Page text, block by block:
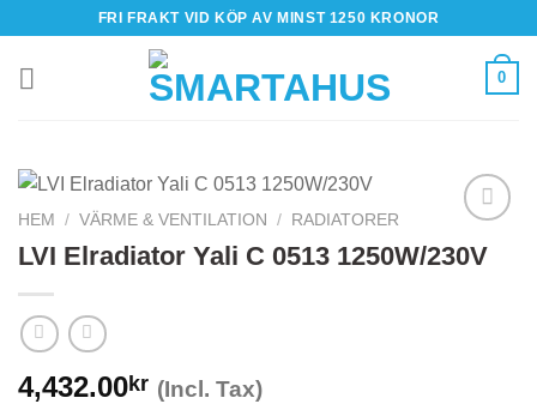
content
FRI FRAKT VID KÖP AV MINST 1250 KRONOR
0
HEM / VÄRME & VENTILATION / RADIATORER
LVI Elradiator Yali C 0513 1250W/230V
4,432.00kr (Incl. Tax)